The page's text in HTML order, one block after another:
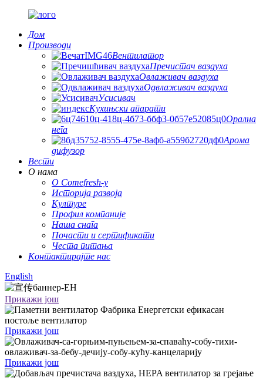
Дом
Производи
Вентилатор
Пречистач ваздуха
Овлаживач ваздуха
Одвлаживач ваздуха
Усисивач
Кухињски апарати
Орална
нега
Арома
дифузор
Вести
О нама
О Comefresh-у
Историја развоја
Културе
Профил компаније
Наша снага
Почасти и сертификати
Честа питања
Контактирајте нас
English
Прикажи још
Прикажи још
Прикажи још